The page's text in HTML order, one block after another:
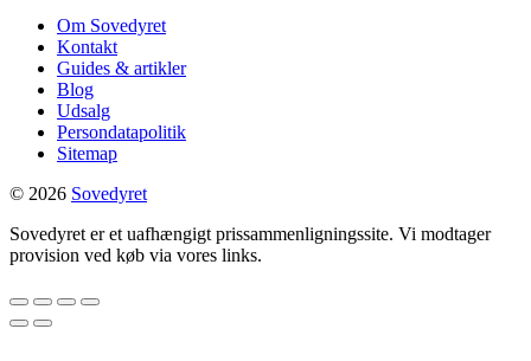
Om Sovedyret
Kontakt
Guides & artikler
Blog
Udsalg
Persondatapolitik
Sitemap
© 2026 Sovedyret
Sovedyret er et uafhængigt prissammenligningssite. Vi modtager
provision ved køb via vores links.